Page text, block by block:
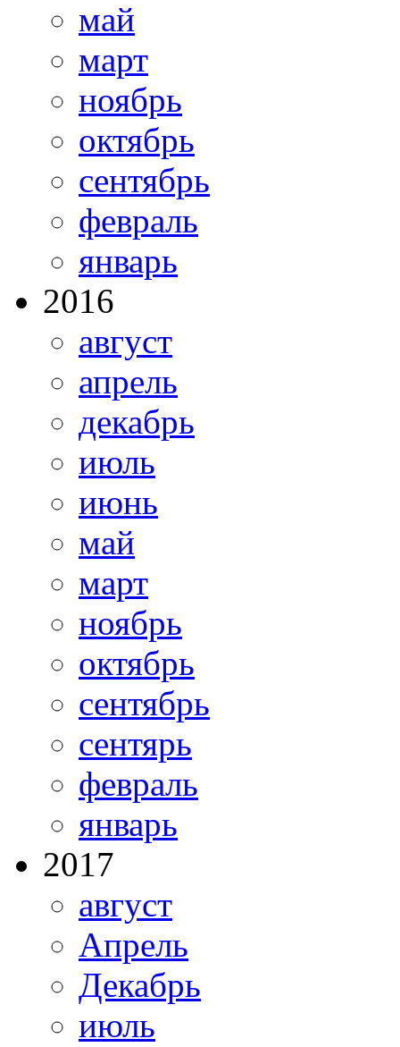
май
март
ноябрь
октябрь
сентябрь
февраль
январь
2016
август
апрель
декабрь
июль
июнь
май
март
ноябрь
октябрь
сентябрь
сентярь
февраль
январь
2017
август
Апрель
Декабрь
июль